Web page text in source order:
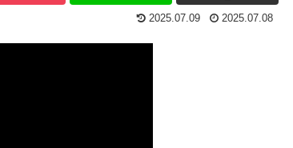
2025.07.09 2025.07.08